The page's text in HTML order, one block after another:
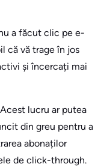
a făcut clic pe e-
că vă trage în jos
și încercați mai
lucru ar putea
din greu pentru a
abonaților
de click-through.